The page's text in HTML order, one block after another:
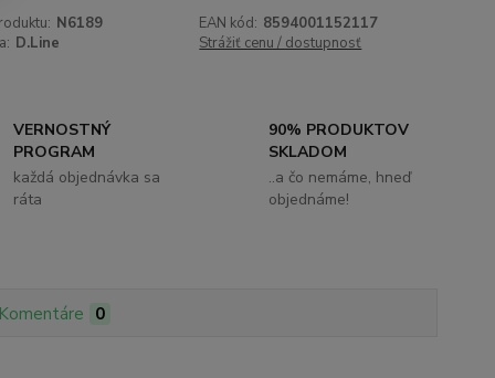
N6189 EAN kód: 8594001152117
D.Line Strážiť cenu / dostupnosť
VERNOSTNÝ
PROGRAM
každá objednávka sa
ráta
90% PRODUKTOV
SKLADOM
..a čo nemáme, hneď
objednáme!
Komentáre 0